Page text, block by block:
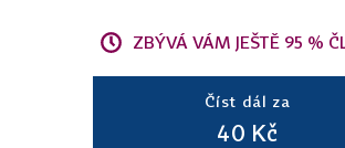
ZBÝVÁ VÁM JEŠTĚ 95 %
Číst dál za
40 Kč